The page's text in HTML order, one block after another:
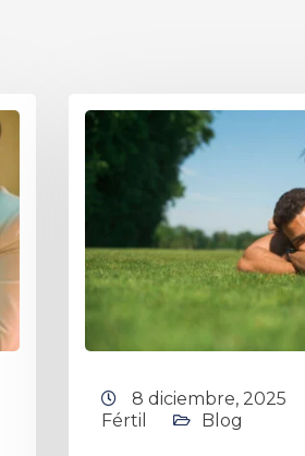
8 diciembre, 2025
Fértil
Blog